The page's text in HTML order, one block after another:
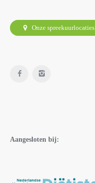
Onze spreekuurlocaties
Aangesloten bij: